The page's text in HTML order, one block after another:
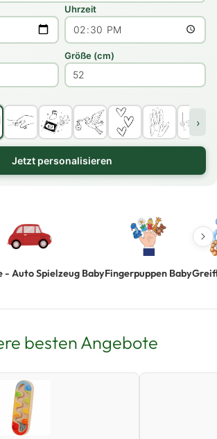
Uhrzeit
Größe (cm)
›
Jetzt personalisieren
- Auto Spielzeug BabyFingerpuppen Baby
besten Angebote
Schnellansicht